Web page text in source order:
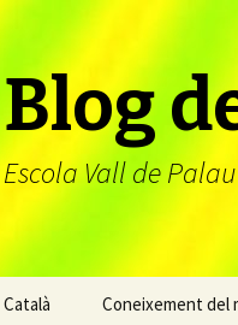
Blog
Escola Vall de Palau
Català Coneixement del